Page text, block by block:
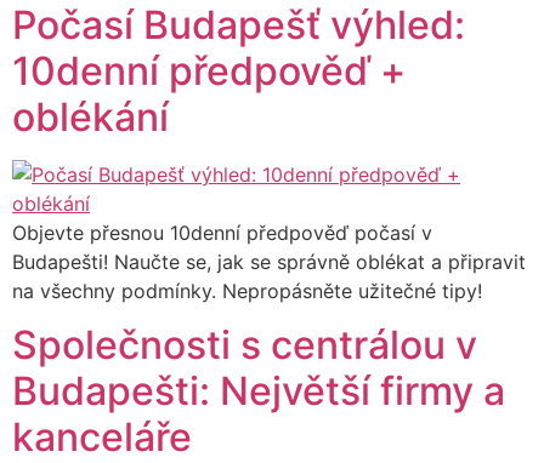
Počasí Budapešť výhled:
10denní předpověď +
oblékání
Objevte přesnou 10denní předpověď počasí v
Budapešti! Naučte se, jak se správně oblékat a připravit
na všechny podmínky. Nepropásněte užitečné tipy!
Společnosti s centrálou v
Budapešti: Největší firmy a
kanceláře